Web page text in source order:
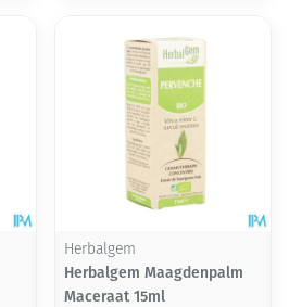
Herbalgem
Herbalgem Maagdenpalm
Maceraat 15ml